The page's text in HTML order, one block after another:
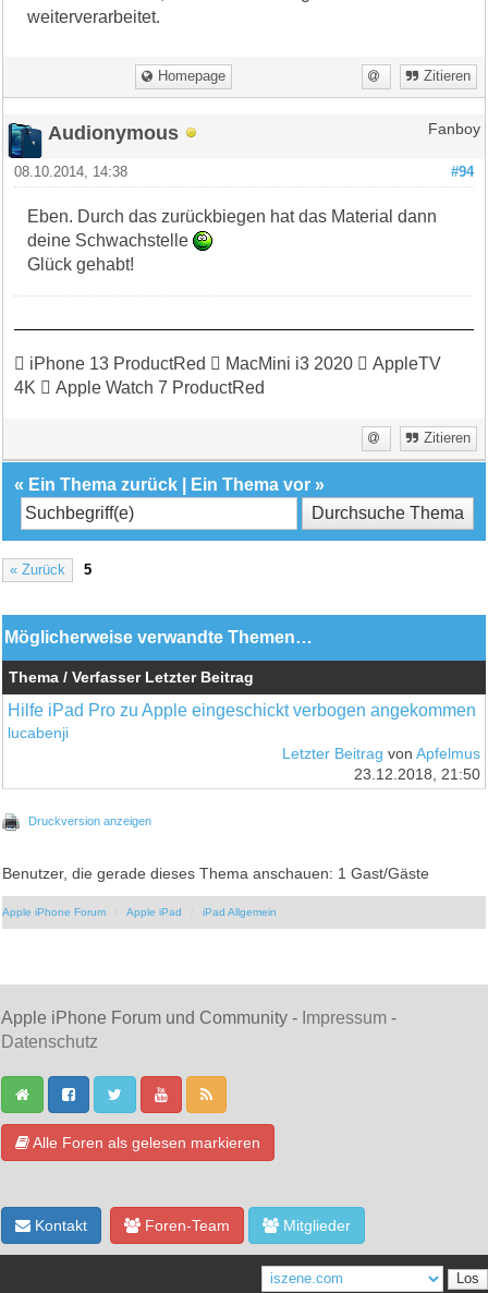
weiterverarbeitet.
Homepage Zitieren
Audionymous Fanboy
#94
08.10.2014, 14:38
Eben. Durch das zurückbiegen hat das Material dann
deine Schwachstelle
Glück gehabt!
 iPhone 13 ProductRed  MacMini i3 2020  AppleTV
4K  Apple Watch 7 ProductRed
Zitieren
« Ein Thema zurück Ein Thema vor »
« Zurück 5
Möglicherweise verwandte Themen…
Thema / Verfasser Letzter Beitrag
Hilfe iPad Pro zu Apple eingeschickt verbogen angekommen
lucabenji
Letzter Beitrag von Apfelmus
23.12.2018, 21:50
Druckversion anzeigen
Benutzer, die gerade dieses Thema anschauen: 1 Gast/Gäste
Apple iPhone Forum Apple iPad iPad Allgemein
Apple iPhone Forum und Community - Impressum -
Datenschutz
Alle Foren als gelesen markieren
Kontakt Foren-Team Mitglieder